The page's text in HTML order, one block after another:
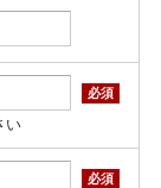
必須
い
必須